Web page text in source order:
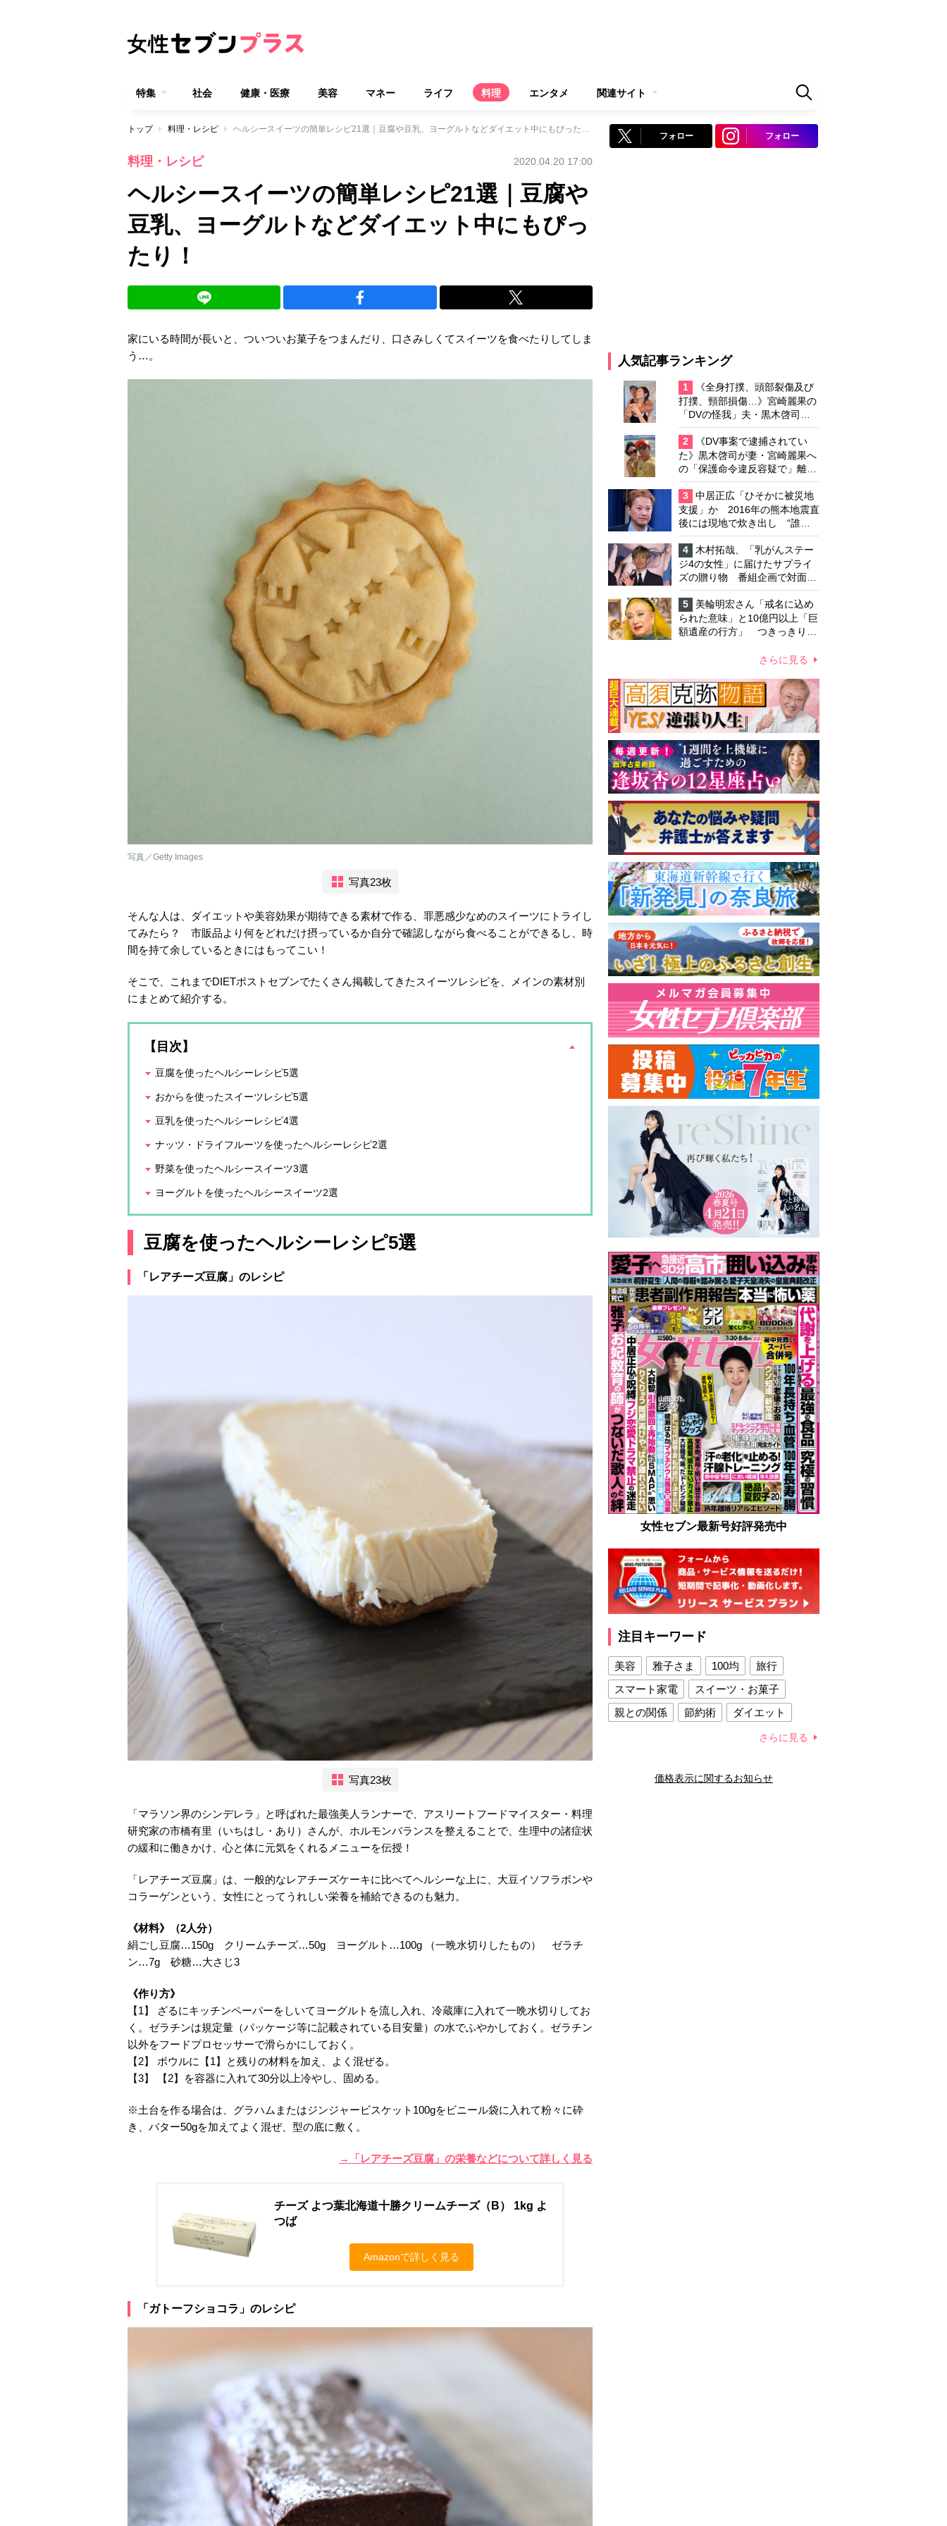
特集 社会 健康・医療 美容 マネー ライフ 料理 エンタメ 関連サイト
トップ 料理・レシピ ヘルシースイーツの簡単レシピ21選｜豆腐や豆乳、ヨーグルトなどダイエット中にもぴったり！
料理・レシピ 2020.04.20 17:00
ヘルシースイーツの簡単レシピ21選｜豆腐や
豆乳、ヨーグルトなどダイエット中にもぴっ
たり！
家にいる時間が長いと、ついついお菓子をつまんだり、口さみしくてスイーツを食べたりしてしま
う…。
写真／Getty Images
写真23枚
そんな人は、ダイエットや美容効果が期待できる素材で作る、罪悪感少なめのスイーツにトライし
てみたら？ 市販品より何をどれだけ摂っているか自分で確認しながら食べることができるし、時
間を持て余しているときにはもってこい！
そこで、これまでDIETポストセブンでたくさん掲載してきたスイーツレシピを、メインの素材別
にまとめて紹介する。
【目次】
豆腐を使ったヘルシーレシピ5選
おからを使ったスイーツレシピ5選
豆乳を使ったヘルシーレシピ4選
ナッツ・ドライフルーツを使ったヘルシーレシピ2選
野菜を使ったヘルシースイーツ3選
ヨーグルトを使ったヘルシースイーツ2選
豆腐を使ったヘルシーレシピ5選
「レアチーズ豆腐」のレシピ
写真23枚
「マラソン界のシンデレラ」と呼ばれた最強美人ランナーで、アスリートフードマイスター・料理
研究家の市橋有里（いちはし・あり）さんが、ホルモンバランスを整えることで、生理中の諸症状
の緩和に働きかけ、心と体に元気をくれるメニューを伝授！
「レアチーズ豆腐」は、一般的なレアチーズケーキに比べてヘルシーな上に、大豆イソフラボンや
コラーゲンという、女性にとってうれしい栄養を補給できるのも魅力。
《材料》（2人分）
絹ごし豆腐…150g クリームチーズ…50g ヨーグルト…100g （一晩水切りしたもの） ゼラチ
ン…7g 砂糖…大さじ3
《作り方》
【1】 ざるにキッチンペーパーをしいてヨーグルトを流し入れ、冷蔵庫に入れて一晩水切りしてお
く。ゼラチンは規定量（パッケージ等に記載されている目安量）の水でふやかしておく。ゼラチン
以外をフードプロセッサーで滑らかにしておく。
【2】 ボウルに【1】と残りの材料を加え、よく混ぜる。
【3】 【2】を容器に入れて30分以上冷やし、固める。
※土台を作る場合は、グラハムまたはジンジャービスケット100gをビニール袋に入れて粉々に砕
き、バター50gを加えてよく混ぜ、型の底に敷く。
→「レアチーズ豆腐」の栄養などについて詳しく見る
チーズ よつ葉北海道十勝クリームチーズ（B） 1kg よ
つば
Amazonで詳しく見る
「ガトーフショコラ」のレシピ
フォロー フォロー
人気記事ランキング
1
《全身打撲、頭部裂傷及び
打撲、頸部損傷…》宮崎麗果の
「DVの怪我」夫・黒木啓司の
逮捕で始まる「夫婦の闘争」
2
《DV事案で逮捕されてい
た》黒木啓司が妻・宮崎麗果へ
の「保護命令違反容疑で」離婚
協議は「第二ステージ」へ
3
中居正広「ひそかに被災地
支援」か 2016年の熊本地震直
後には現地で炊き出し “誰に
も知られなくて良い”と、むし
ろ強まる福祉活動への思い
4
木村拓哉、「乳がんステー
ジ4の女性」に届けたサプライ
ズの贈り物 番組企画で対面し
たファンが、夢と希望を与える
心遣いに「うれしくて号泣しま
した」
5
美輪明宏さん「戒名に込め
られた意味」と10億円以上「巨
額遺産の行方」 つきっきりで
さらに見る
女性セブン最新号好評発売中
注目キーワード
美容 雅子さま 100均
旅行
スマート家電
スイーツ・お菓子
親との関係
節約術
ダイエット
夫との関係
新津春子 どか食い
さらに見る
価格表示に関するお知らせ